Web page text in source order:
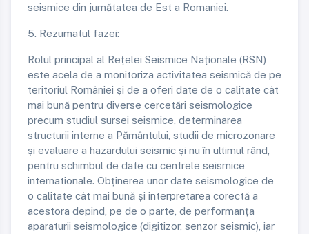
seismice din jumătatea de Est a Romaniei.
5. Rezumatul fazei:
Rolul principal al Rețelei Seismice Naționale (RSN)
este acela de a monitoriza activitatea seismică de pe
teritoriul României și de a oferi date de o calitate cât
mai bună pentru diverse cercetări seismologice
precum studiul sursei seismice, determinarea
structurii interne a Pământului, studii de microzonare
și evaluare a hazardului seismic și nu în ultimul rând,
pentru schimbul de date cu centrele seismice
internationale. Obținerea unor date seismologice de
o calitate cât mai bună și interpretarea corectă a
acestora depind, pe de o parte, de performanța
aparaturii seismologice (digitizor, senzor seismic), iar